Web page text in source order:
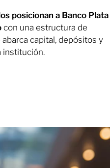
posicionan a Banco Plata
con una estructura de
capital, depósitos y
institución.